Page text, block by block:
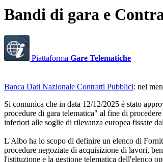
Bandi di gara e
Piattaforma Gare Telematiche
Banca Dati Nazionale Contratti Pubblici: nel
Si comunica che in data 12/12/2025 è stato
procedure di gara telematica" al fine di
inferiori alle soglie di rilevanza europea fissate
L'Albo ha lo scopo di definire un elenco di
procedure negoziate di acquisizione di lavori,
l'istituzione e la gestione telematica dell'elenco